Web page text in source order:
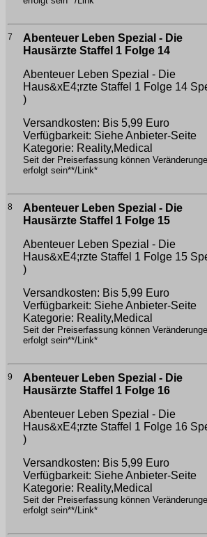
7
Abenteuer Leben Spezial - Die
Hausärzte Staffel 1 Folge 14
Abenteuer Leben Spezial - Die
Haus&xE4;rzte Staffel 1 Folge 14
)
Versandkosten: Bis 5,99 Euro
Verfügbarkeit: Siehe Anbieter-Seite
Kategorie: Reality,Medical
Seit der Preiserfassung können
erfolgt sein**/Link*
8
Abenteuer Leben Spezial - Die
Hausärzte Staffel 1 Folge 15
Abenteuer Leben Spezial - Die
Haus&xE4;rzte Staffel 1 Folge 15
)
Versandkosten: Bis 5,99 Euro
Verfügbarkeit: Siehe Anbieter-Seite
Kategorie: Reality,Medical
Seit der Preiserfassung können
erfolgt sein**/Link*
9
Abenteuer Leben Spezial - Die
Hausärzte Staffel 1 Folge 16
Abenteuer Leben Spezial - Die
Haus&xE4;rzte Staffel 1 Folge 16
)
Versandkosten: Bis 5,99 Euro
Verfügbarkeit: Siehe Anbieter-Seite
Kategorie: Reality,Medical
Seit der Preiserfassung können
erfolgt sein**/Link*